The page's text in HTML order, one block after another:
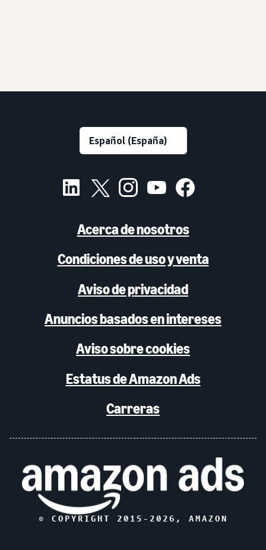
Acerca de nosotros
Condiciones de uso y venta
Aviso de privacidad
Anuncios basados en intereses
Aviso sobre cookies
Estatus de Amazon Ads
Carreras
© COPYRIGHT 2015- 2026 , AMAZON